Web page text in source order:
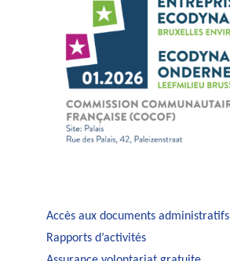
Accès aux documents administratifs
Rapports d’activités